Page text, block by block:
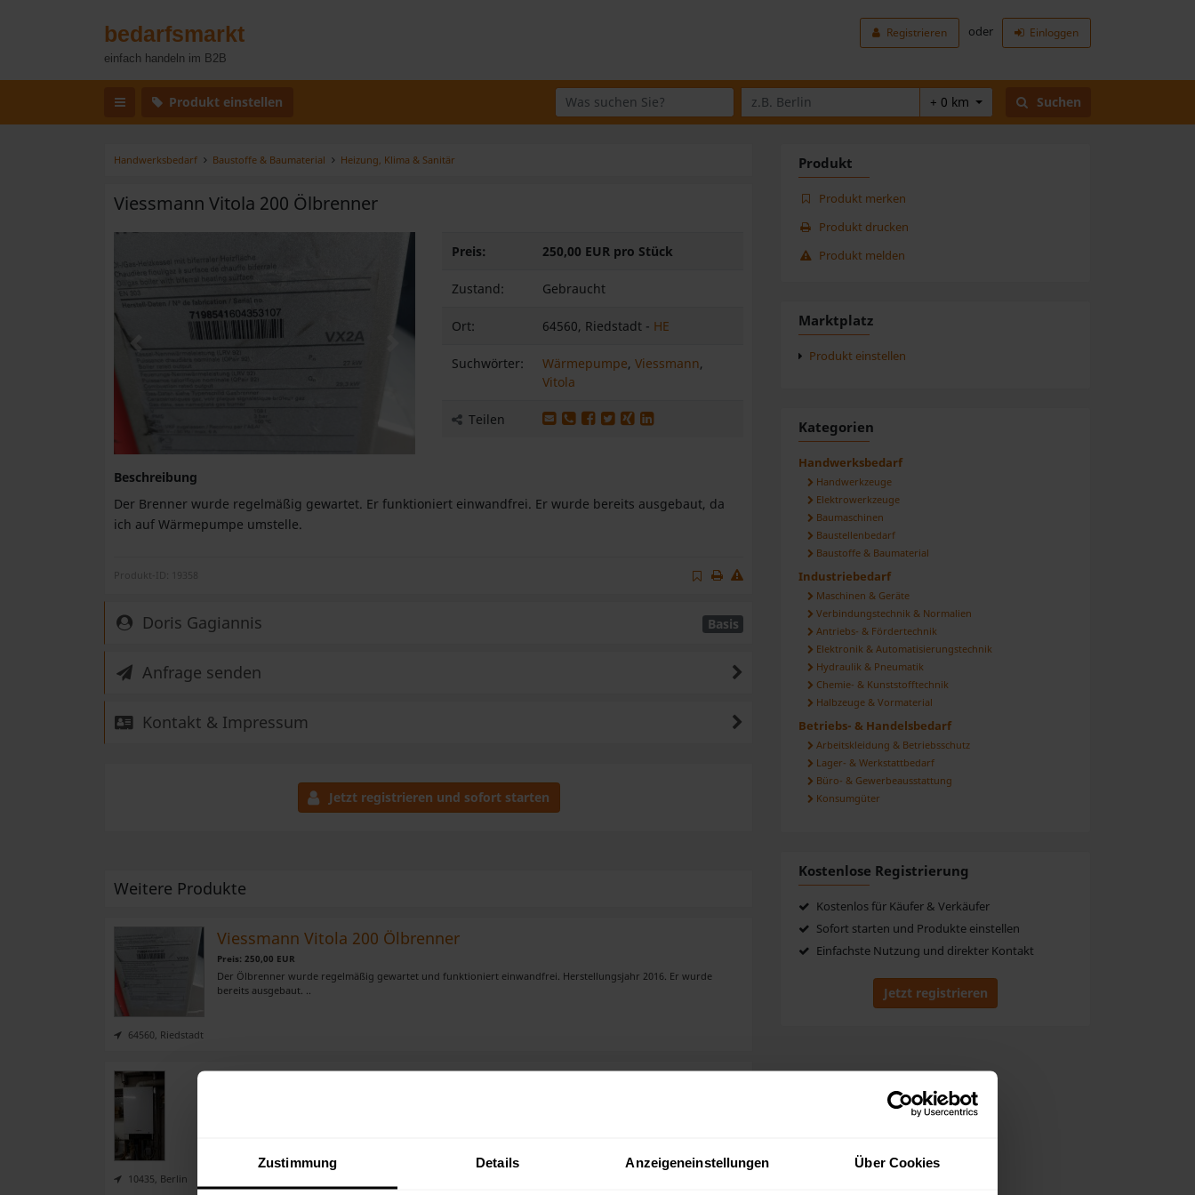
Zustimmung Details Anzeigeneinstellungen Über Cookies
bedarfsmarkt
einfach handeln im B2B
Registrieren oder Einloggen
Produkt einstellen Was suchen Sie?
Wo suchen Sie?
+ 0 km
Suchen
Handwerksbedarf Baustoffe & Baumaterial Heizung, Klima & Sanitär
Viessmann Vitola 200 Ölbrenner
Zurück
Preis: 250,00 EUR pro Stück
Zustand: Gebraucht
Ort: 64560, Riedstadt - HE
Suchwörter: Wärmepumpe, Viessmann,
Vitola
Teilen Produkt per E-Mail weiterleiten
Produkt per WhatsApp weiterleiten
Produkt auf Facebook teilen
Produkt auf X teilen
Produkt auf XING teilen
Produkt auf LinkedIn teilen
Beschreibung
Der Brenner wurde regelmäßig gewartet. Er funktioniert einwandfrei. Er wurde bereits ausgebaut, da
ich auf Wärmepumpe umstelle.
Produkt-ID: 19358
Doris Gagiannis Basis
Anfrage senden
Kontakt & Impressum
Jetzt registrieren und sofort starten
Weitere Produkte
Viessmann Vitola 200 Ölbrenner
Preis: 250,00 EUR
Der Ölbrenner wurde regelmäßig gewartet und funktioniert einwandfrei. Herstellungsjahr 2016. Er wurde
bereits ausgebaut. ..
64560, Riedstadt
10435, Berlin
Produkt
Produkt merken
Produkt drucken
Produkt melden
Marktplatz
Produkt einstellen
Kategorien
Handwerksbedarf
Handwerkzeuge
Elektrowerkzeuge
Baumaschinen
Baustellenbedarf
Baustoffe & Baumaterial
Industriebedarf
Maschinen & Geräte
Verbindungstechnik & Normalien
Antriebs- & Fördertechnik
Elektronik & Automatisierungstechnik
Hydraulik & Pneumatik
Chemie- & Kunststofftechnik
Halbzeuge & Vormaterial
Betriebs- & Handelsbedarf
Arbeitskleidung & Betriebsschutz
Lager- & Werkstattbedarf
Büro- & Gewerbeausstattung
Konsumgüter
Kostenlose Registrierung
Kostenlos für Käufer & Verkäufer
Sofort starten und Produkte einstellen
Einfachste Nutzung und direkter Kontakt
Jetzt registrieren